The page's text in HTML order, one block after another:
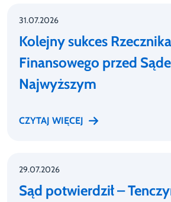
31.07.2026
Kolejny sukces Rzecznika
Finansowego przed
Najwyższym
CZYTAJ WIĘCEJ
29.07.2026
Sąd potwierdził –